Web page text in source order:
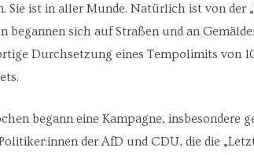
Sie ist in aller Munde. Natürlich ist von der
begannen sich auf Straßen und an
Durchsetzung eines Tempolimits von
begann eine Kampagne, insbesondere
der AfD und CDU, die die